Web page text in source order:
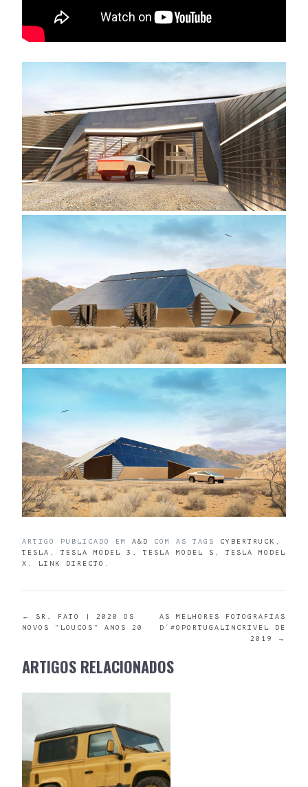
ARTIGO PUBLICADO EM A&D COM AS TAGS CYBERTRUCK
TESLA
TESLA MODEL 3 TESLA MODEL S
TESLA MODEL
X
LINK DIRECTO
POST
NAVIGATION
←
SR. FATO | 2020 OS
NOVOS “LOUCOS” ANOS 20
AS MELHORES FOTOGRAFIAS
D´#OPORTUGALINCRIVEL DE
2019
→
ARTIGOS RELACIONADOS